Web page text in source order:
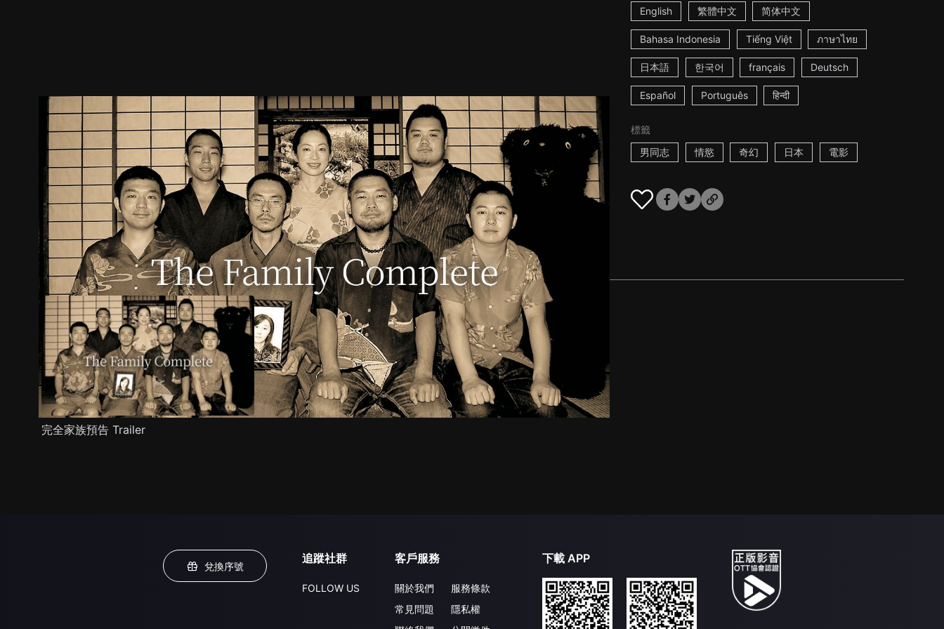
English 繁體中文 简体中文
Bahasa Indonesia Tiếng Việt ภาษาไทย
日本語 한국어 français Deutsch
Español Português हिन्दी
標籤
男同志
情慾 奇幻 日本 電影
預告 劇照 推薦影片 劇情介紹
完全家族預告 Trailer
兌換序號
追蹤社群
FOLLOW US
客戶服務
關於我們
常見問題
服務條款
隱私權
下載 APP